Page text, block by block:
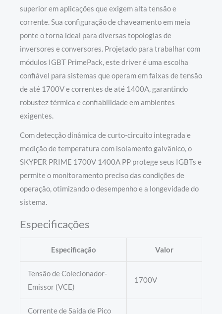
superior em aplicações que exigem alta tensão e
corrente. Sua configuração de chaveamento em meia
ponte o torna ideal para diversas topologias de
inversores e conversores. Projetado para trabalhar com
módulos IGBT PrimePack, este driver é uma escolha
confiável para sistemas que operam em faixas de tensão
de até 1700V e correntes de até 1400A, garantindo
robustez térmica e confiabilidade em ambientes
exigentes.
Com detecção dinâmica de curto-circuito integrada e
medição de temperatura com isolamento galvânico, o
SKYPER PRIME 1700V 1400A PP protege seus IGBTs e
permite o monitoramento preciso das condições de
operação, otimizando o desempenho e a longevidade do
sistema.
Especificações
Especificação Valor
Tensão de Colecionador-
Emissor (VCE)
1700V
Corrente de Saída de Pico